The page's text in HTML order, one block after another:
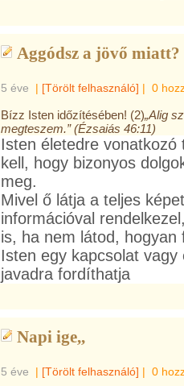
Aggódsz a jövő miatt?
5 éve | [Törölt felhasználó] | 0
Bízz Isten időzítésében! (2)„Alig
megteszem.” (Ézsaiás 46:11)
Isten életedre vonatkozó
kell, hogy bizonyos
meg.
Mivel ő látja a teljes
információval
is, ha nem látod, hogyan
Isten egy kapcsolat
javadra fordíthatja
Napi ige,,
5 éve | [Törölt felhasználó] | 0